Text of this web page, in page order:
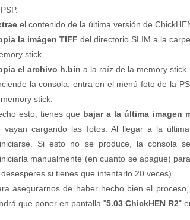
el contenido de la última versión de
la imágen TIFF del directorio SLIM a la
stick.
el archivo h.bin a la raíz de la memory stick.
la consola, entra en el menú foto de la
stick.
esto, tienes que bajar a la última imagen
vayan cargando las fotos. Al llegar a la
Si esto no se produce, la consola
manualmente (en cuanto se apague)
si tienes que intentarlo 20 veces).
asegurarnos de haber hecho bien el
que poner en pantalla "5.03 ChickHEN R2"